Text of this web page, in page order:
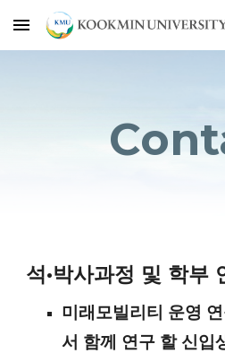
Skip to main content
석·박사과정 및 학부
미래모빌리티 운영
서 함께 연구 할 신입